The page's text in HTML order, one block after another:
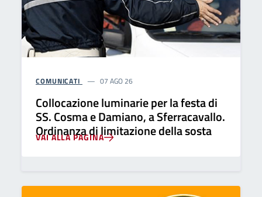
COMUNICATI 07 AGO 26
Collocazione luminarie per la festa di
SS. Cosma e Damiano, a Sferracavallo.
Ordinanza di limitazione della sosta
VAI ALLA PAGINA